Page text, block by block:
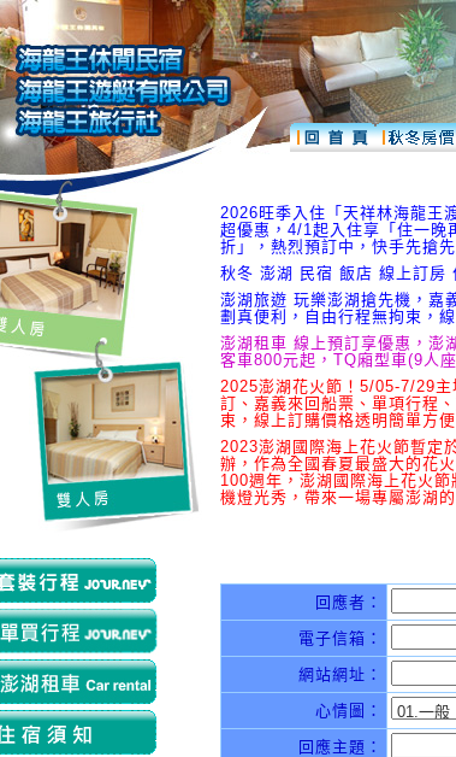
2026旺季入住「天祥林海龍王
超優惠，4/1起入住享「住一晚
折」，熱烈預訂中，快手先搶
秋冬 澎湖 民宿 飯店 線上訂房
澎湖旅遊 玩樂澎湖搶先機，嘉
劃真便利，自由行程無拘束，
澎湖租車 線上預訂享優惠，澎
客車800元起，TQ廂型車(9人
2025澎湖花火節！5/05-7/29
訂、嘉義來回船票、單項行程
束，線上訂購價格透明簡單方便
2023澎湖國際海上花火節暫定
辦，作為全國春夏最盛大的花
100週年，澎湖國際海上花火
機燈光秀，帶來一場專屬澎湖
回應者：
電子信箱：
網站網址：
心情圖：
回應主題：